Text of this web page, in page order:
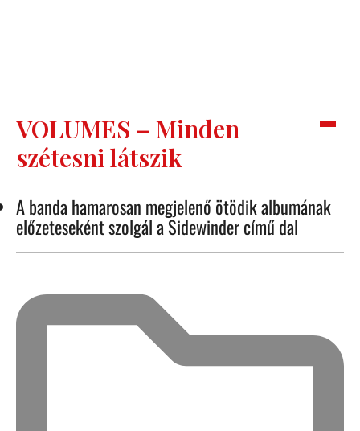
VOLUMES – Minden
szétesni látszik
A banda hamarosan megjelenő ötödik albumának
előzeteseként szolgál a Sidewinder című dal